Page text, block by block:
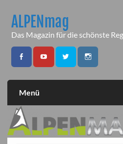
contentALPENmag
Das Magazin für die schönste
Menü